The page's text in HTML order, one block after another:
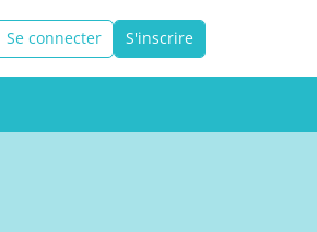
Se connecter S'inscrire